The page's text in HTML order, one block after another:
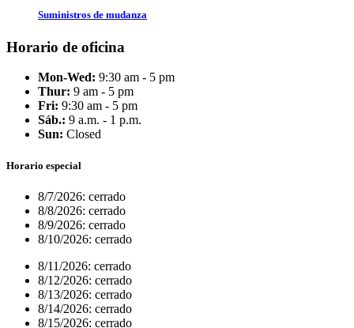
Suministros de mudanza
Horario de oficina
Mon-Wed: 9:30 am - 5 pm
Thur: 9 am - 5 pm
Fri: 9:30 am - 5 pm
Sáb.: 9 a.m. - 1 p.m.
Sun: Closed
Horario especial
8/7/2026: cerrado
8/8/2026: cerrado
8/9/2026: cerrado
8/10/2026: cerrado
8/11/2026: cerrado
8/12/2026: cerrado
8/13/2026: cerrado
8/14/2026: cerrado
8/15/2026: cerrado